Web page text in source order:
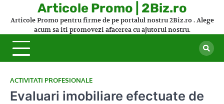
Articole Promo | 2Biz.ro
Articole Promo pentru firme de pe portalul nostru 2Biz.ro . Alege
acum sa iti promovezi afacerea cu ajutorul nostru.
ACTIVITATI PROFESIONALE
Evaluari imobiliare efectuate de